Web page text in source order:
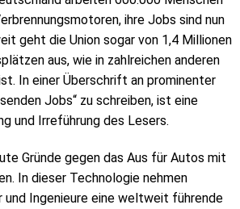
ihre Jobs sind nun
geht die Union sogar von 1,4 Millionen
aus, wie in zahlreichen anderen
In einer Überschrift an prominenter
Jobs“ zu schreiben, ist eine
und Irreführung des Lesers.
Gründe gegen das Aus für Autos mit
In dieser Technologie nehmen
Ingenieure eine weltweit führende